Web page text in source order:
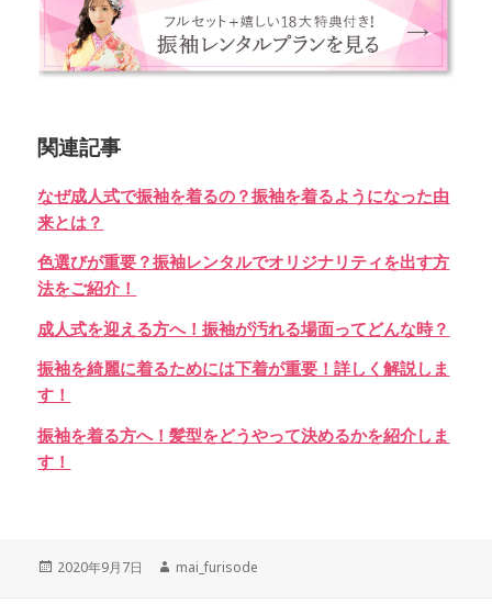
関連記事
なぜ成人式で振袖を着るの？振袖を着るようになった由
来とは？
色選びが重要？振袖レンタルでオリジナリティを出す方
法をご紹介！
成人式を迎える方へ！振袖が汚れる場面ってどんな時？
振袖を綺麗に着るためには下着が重要！詳しく解説しま
す！
振袖を着る方へ！髪型をどうやって決めるかを紹介しま
す！
Posted
2020年9月7日 Author
mai_furisode